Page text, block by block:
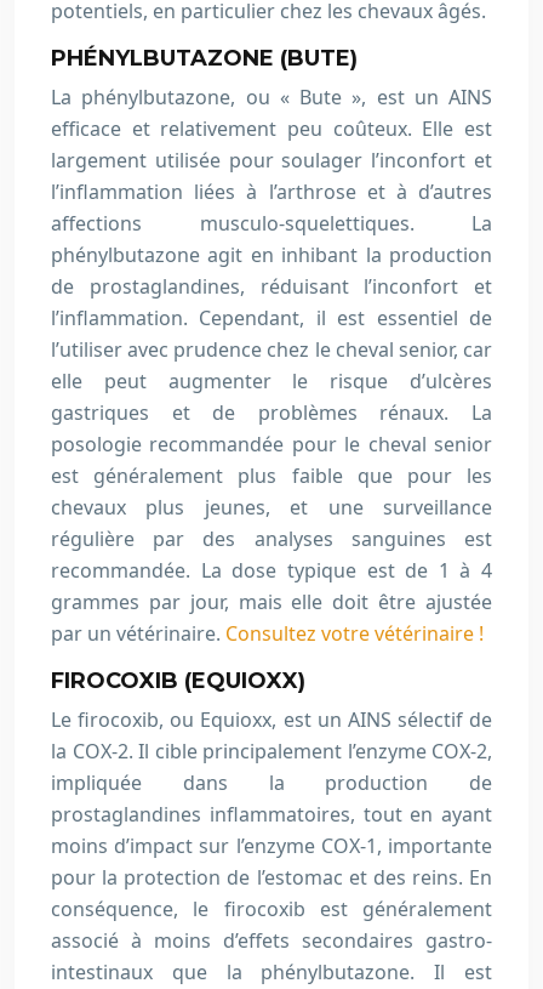
potentiels, en particulier chez les chevaux âgés.
PHÉNYLBUTAZONE (BUTE)
La phénylbutazone, ou « Bute », est un AINS
efficace et relativement peu coûteux. Elle est
largement utilisée pour soulager l’inconfort et
l’inflammation liées à l’arthrose et à d’autres
affections musculo-squelettiques. La
phénylbutazone agit en inhibant la production
de prostaglandines, réduisant l’inconfort et
l’inflammation. Cependant, il est essentiel de
l’utiliser avec prudence chez le cheval senior, car
elle peut augmenter le risque d’ulcères
gastriques et de problèmes rénaux. La
posologie recommandée pour le cheval senior
est généralement plus faible que pour les
chevaux plus jeunes, et une surveillance
régulière par des analyses sanguines est
recommandée. La dose typique est de 1 à 4
grammes par jour, mais elle doit être ajustée
par un vétérinaire. Consultez votre vétérinaire !
FIROCOXIB (EQUIOXX)
Le firocoxib, ou Equioxx, est un AINS sélectif de
la COX-2. Il cible principalement l’enzyme COX-2,
impliquée dans la production de
prostaglandines inflammatoires, tout en ayant
moins d’impact sur l’enzyme COX-1, importante
pour la protection de l’estomac et des reins. En
conséquence, le firocoxib est généralement
associé à moins d’effets secondaires gastro-
intestinaux que la phénylbutazone. Il est